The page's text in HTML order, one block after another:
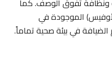
الموجودة في
في بيئة صحية تماماً.